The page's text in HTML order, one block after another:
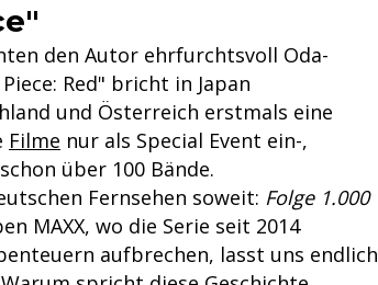
den Autor ehrfurchtsvoll Oda-
Red" bricht in Japan
und Österreich erstmals eine
Filme nur als Special Event ein-,
über 100 Bände.
Fernsehen soweit: Folge 1.000
MAXX, wo die Serie seit 2014
aufbrechen, lasst uns endlich